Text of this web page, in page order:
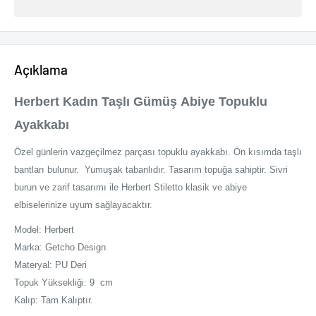
Açıklama
Herbert Kadın Taşlı Gümüş Abiye Topuklu
Ayakkabı
Özel günlerin vazgeçilmez parçası topuklu ayakkabı. Ön kısımda taşlı
bantları bulunur. Yumuşak tabanlıdır. Tasarım topuğa sahiptir. Sivri
burun ve zarif tasarımı ile Herbert Stiletto klasik ve abiye
elbiselerinize uyum sağlayacaktır.
Model: Herbert
Marka: Getcho Design
Materyal: PU Deri
Topuk Yüksekliği: 9 cm
Kalıp: Tam Kalıptır.